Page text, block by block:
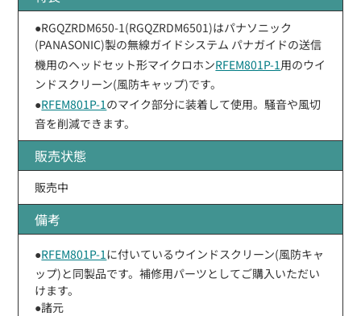
●RGQZRDM650-1(RGQZRDM6501)はパナソニック
(PANASONIC)製の無線ガイドシステム パナガイドの送信
機用のヘッドセット形マイクロホンRFEM801P-1 用のウイ
ンドスクリーン(風防キャップ)です。
●RFEM801P-1 のマイク部分に装着して使用。騒音や風切
音を削減できます。
販売状態
販売中
備考
●RFEM801P-1 に付いているウインドスクリーン(風防キャ
ップ)と同製品です。補修用パーツとしてご購入いただい
けます。
●諸元